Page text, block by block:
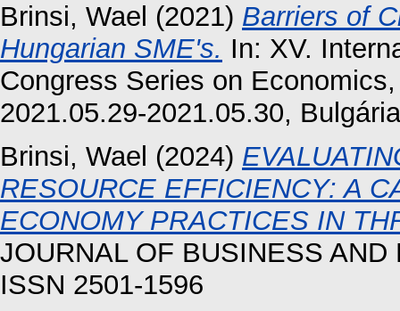
Brinsi, Wael (2021) Barriers of
Hungarian SME's. In: XV.
Congress Series on
2021.05.29-2021.05.30,
Brinsi, Wael (2024)
RESOURCE EFFICIENCY: A
ECONOMY PRACTICES IN
JOURNAL OF BUSINESS
ISSN 2501-1596